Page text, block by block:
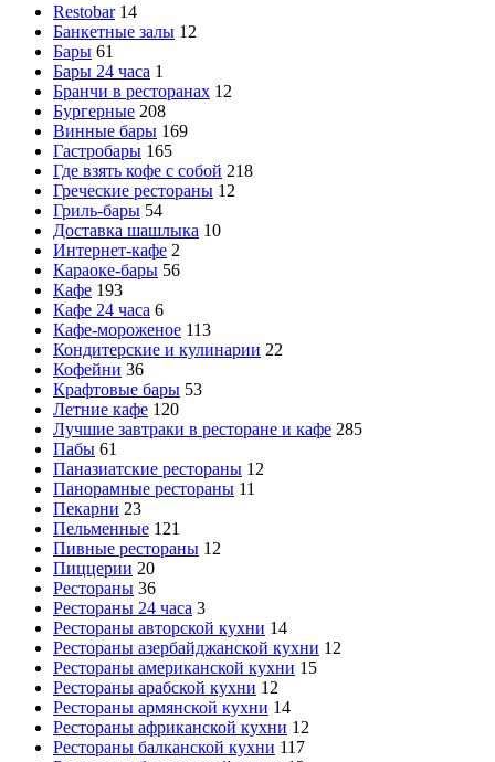
Restobar 14
Банкетные залы 12
Бары 61
Бары 24 часа 1
Бранчи в ресторанах 12
Бургерные 208
Винные бары 169
Гастробары 165
Где взять кофе с собой 218
Греческие рестораны 12
Гриль-бары 54
Доставка шашлыка 10
Интернет-кафе 2
Караоке-бары 56
Кафе 193
Кафе 24 часа 6
Кафе-мороженое 113
Кондитерские и кулинарии 22
Кофейни 36
Крафтовые бары 53
Летние кафе 120
Лучшие завтраки в ресторане и кафе 285
Пабы 61
Паназиатские рестораны 12
Панорамные рестораны 11
Пекарни 23
Пельменные 121
Пивные рестораны 12
Пиццерии 20
Рестораны 36
Рестораны 24 часа 3
Рестораны авторской кухни 14
Рестораны азербайджанской кухни 12
Рестораны американской кухни 15
Рестораны арабской кухни 12
Рестораны армянской кухни 14
Рестораны африканской кухни 12
Рестораны балканской кухни 117